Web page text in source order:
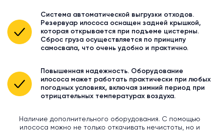
Система автоматической выгрузки отходов.
Резервуар илососа оснащен задней крышкой,
которая открывается при подъеме цистерны.
Сброс груза осуществляется по принципу
самосвала, что очень удобно и практично.
Повышенная надежность. Оборудование
илососа может работать практически при любых
погодных условиях, включая зимний период при
отрицательных температурах воздуха.
Наличие дополнительного оборудования. С помощью
илососа можно не только откачивать нечистоты, но и